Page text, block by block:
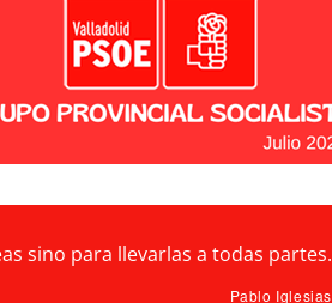
sino para llevarlas a todas partes.
Pablo Iglesias